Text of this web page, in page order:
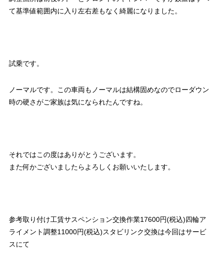
て基準値範囲内に入り左右差もなく綺麗になりました。
試乗です。
ノーマルです。この車両もノーマルは結構固めなのでローダウン
時の硬さがご家族は気になられたんですね。
それではこの度はありがとうございます。
また何かございましたらよろしくお願いいたします。
参考取り付け工賃サスペンション交換作業17600円(税込)四輪ア
ライメント調整11000円(税込)スタビリンク交換は今回はサービ
スにて